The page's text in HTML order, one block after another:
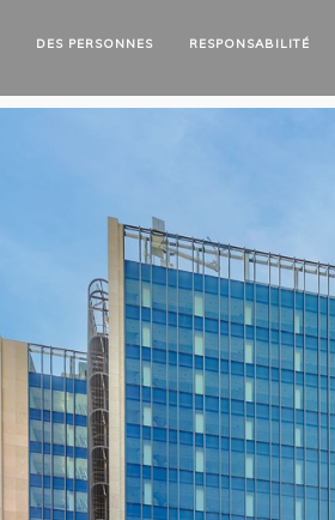
DES PERSONNES RESPONSABILITÉ